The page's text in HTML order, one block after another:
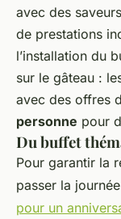
avec des
de prestations
l’installation du
sur le gâteau :
avec des offres
personne pour
Du buffet
Pour garantir la
passer la
pour un